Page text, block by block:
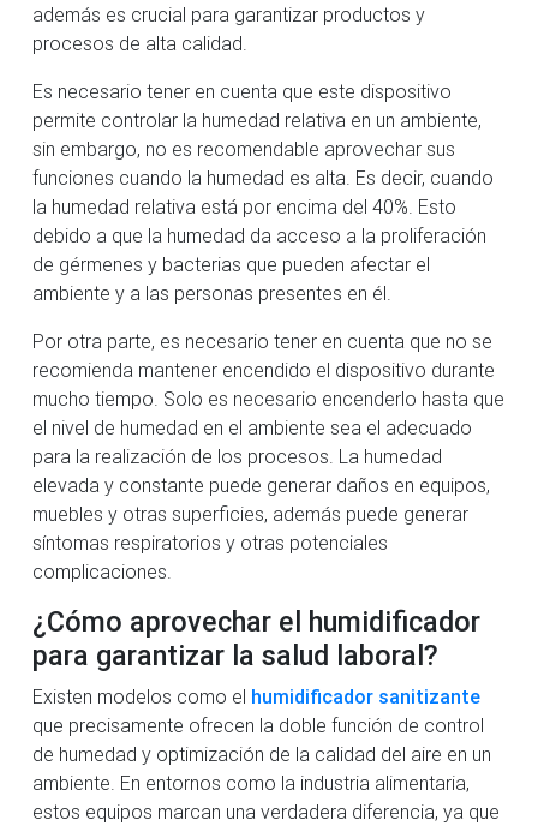
además es crucial para garantizar productos y
procesos de alta calidad.
Es necesario tener en cuenta que este dispositivo
permite controlar la humedad relativa en un ambiente,
sin embargo, no es recomendable aprovechar sus
funciones cuando la humedad es alta. Es decir, cuando
la humedad relativa está por encima del 40%. Esto
debido a que la humedad da acceso a la proliferación
de gérmenes y bacterias que pueden afectar el
ambiente y a las personas presentes en él.
Por otra parte, es necesario tener en cuenta que no se
recomienda mantener encendido el dispositivo durante
mucho tiempo. Solo es necesario encenderlo hasta que
el nivel de humedad en el ambiente sea el adecuado
para la realización de los procesos. La humedad
elevada y constante puede generar daños en equipos,
muebles y otras superficies, además puede generar
síntomas respiratorios y otras potenciales
complicaciones.
¿Cómo aprovechar el humidificador
para garantizar la salud laboral?
Existen modelos como el humidificador sanitizante
que precisamente ofrecen la doble función de control
de humedad y optimización de la calidad del aire en un
ambiente. En entornos como la industria alimentaria,
estos equipos marcan una verdadera diferencia, ya que